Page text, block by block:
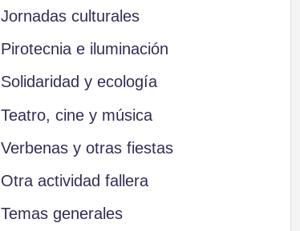
Jornadas culturales
Pirotecnia e iluminación
Solidaridad y ecología
Teatro, cine y música
Verbenas y otras fiestas
Otra actividad fallera
Temas generales